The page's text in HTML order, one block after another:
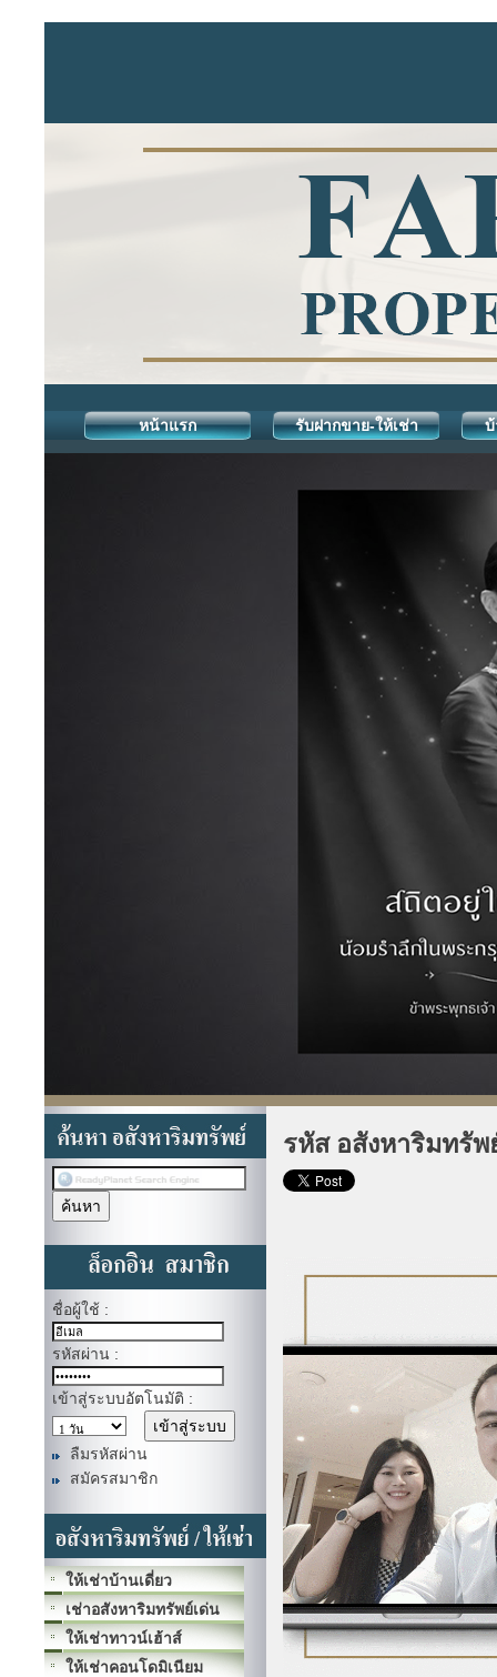
หน้าแรก รับฝากขาย-ให้เช่า บ้
ชื่อผู้ใช้ :
รหัสผ่าน :
เข้าสู่ระบบอัตโนมัติ :
ลืมรหัสผ่าน
สมัครสมาชิก
ให้เช่าบ้านเดี่ยว
เช่าอสังหาริมทรัพย์เด่น
ให้เช่าทาวน์เฮ้าส์
ให้เช่าคอนโดมิเนียม
รหัส อสังหาริมทรัพ